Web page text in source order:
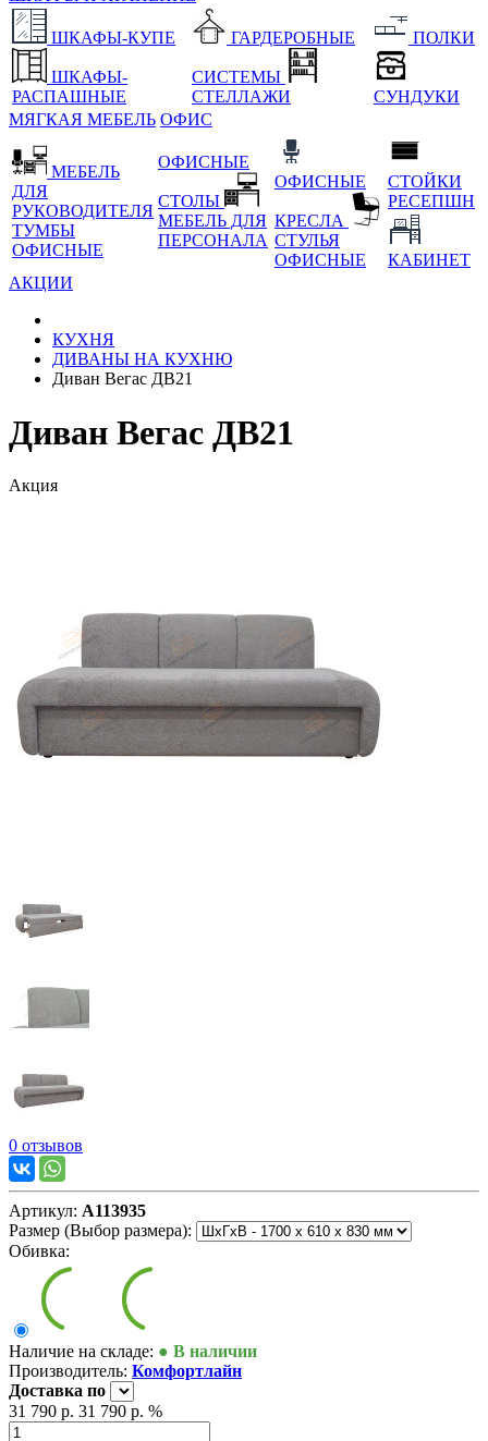
ШКАФЫ-КУПЕ
ШКАФЫ-
РАСПАШНЫЕ
ГАРДЕРОБНЫЕ
СИСТЕМЫ
СТЕЛЛАЖИ
ПОЛКИ
СУНДУКИ
МЯГКАЯ МЕБЕЛЬ ОФИС
МЕБЕЛЬ
ДЛЯ
РУКОВОДИТЕЛЯ
ТУМБЫ
ОФИСНЫЕ
ОФИСНЫЕ
СТОЛЫ
МЕБЕЛЬ ДЛЯ
ПЕРСОНАЛА
ОФИСНЫЕ
КРЕСЛА
СТУЛЬЯ
ОФИСНЫЕ
СТОЙКИ
РЕСЕПШН
КАБИНЕТ
АКЦИИ
КУХНЯ
ДИВАНЫ НА КУХНЮ
Диван Вегас ДВ21
Диван Вегас ДВ21
Акция
0 отзывов
Артикул: А113935
Размер (Выбор размера):
Обивка:
Наличие на складе: ● В наличии
Производитель: Комфортлайн
Доставка по
31 790 р. 31 790 р. %